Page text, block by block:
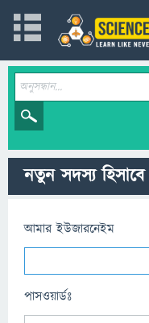
নতুন সদস্য
আমার ইউজারনেইম
পাসওয়ার্ডঃ